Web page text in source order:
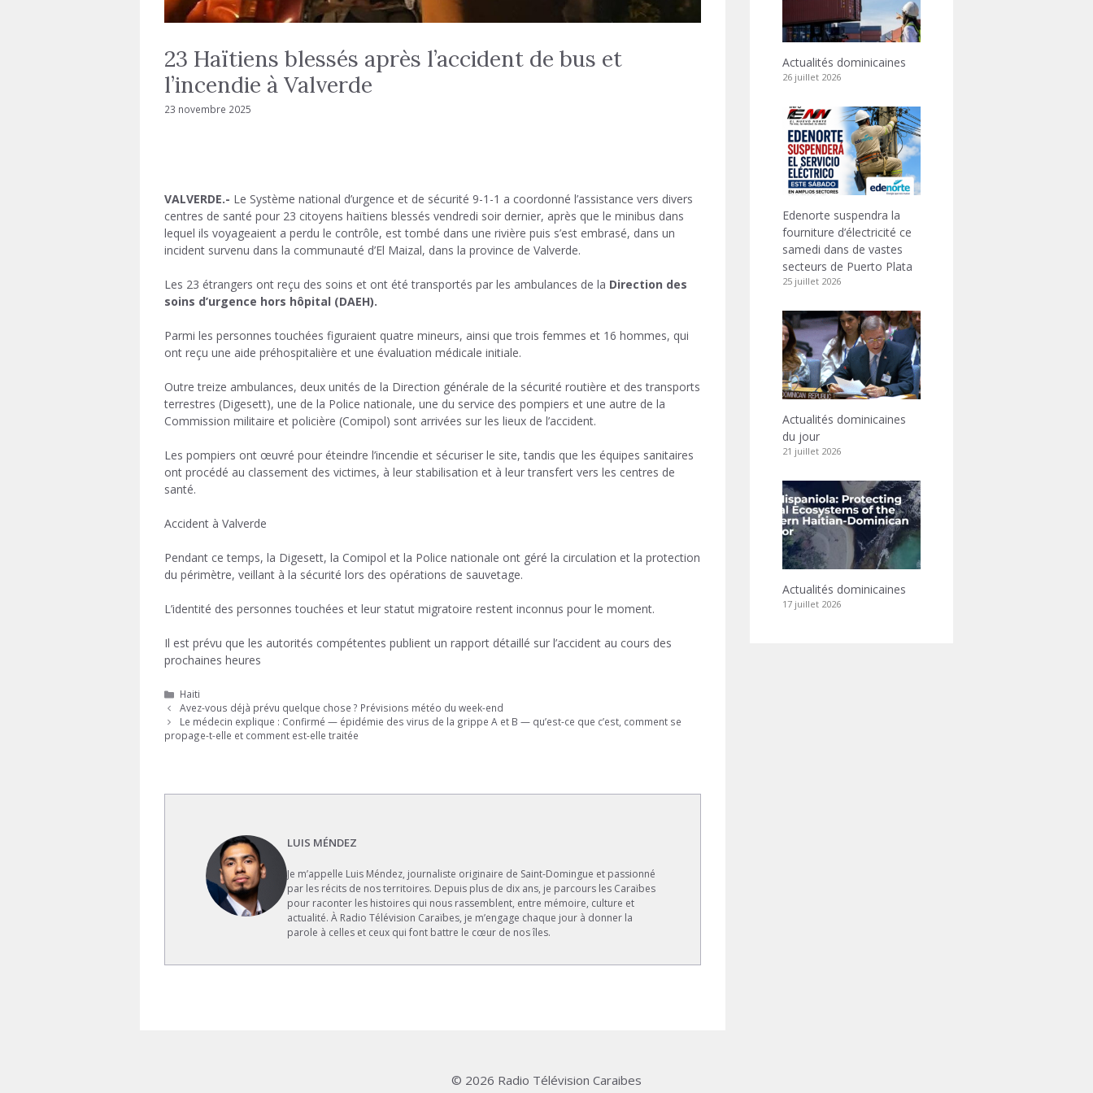
23 Haïtiens blessés après l’accident de bus et
l’incendie à Valverde
23 novembre 2025
VALVERDE.- Le Système national d’urgence et de sécurité 9-1-1 a coordonné l’assistance vers divers
centres de santé pour 23 citoyens haïtiens blessés vendredi soir dernier, après que le minibus dans
lequel ils voyageaient a perdu le contrôle, est tombé dans une rivière puis s’est embrasé, dans un
incident survenu dans la communauté d’El Maizal, dans la province de Valverde.
Les 23 étrangers ont reçu des soins et ont été transportés par les ambulances de la Direction des
soins d’urgence hors hôpital (DAEH).
Parmi les personnes touchées figuraient quatre mineurs, ainsi que trois femmes et 16 hommes, qui
ont reçu une aide préhospitalière et une évaluation médicale initiale.
Outre treize ambulances, deux unités de la Direction générale de la sécurité routière et des transports
terrestres (Digesett), une de la Police nationale, une du service des pompiers et une autre de la
Commission militaire et policière (Comipol) sont arrivées sur les lieux de l’accident.
Les pompiers ont œuvré pour éteindre l’incendie et sécuriser le site, tandis que les équipes sanitaires
ont procédé au classement des victimes, à leur stabilisation et à leur transfert vers les centres de
santé.
Accident à Valverde
Pendant ce temps, la Digesett, la Comipol et la Police nationale ont géré la circulation et la protection
du périmètre, veillant à la sécurité lors des opérations de sauvetage.
L’identité des personnes touchées et leur statut migratoire restent inconnus pour le moment.
Il est prévu que les autorités compétentes publient un rapport détaillé sur l’accident au cours des
prochaines heures
Catégories
Haiti
Avez-vous déjà prévu quelque chose ? Prévisions météo du week-end
Le médecin explique : Confirmé — épidémie des virus de la grippe A et B — qu’est-ce que c’est, comment se
propage-t-elle et comment est-elle traitée
LUIS MÉNDEZ
Je m’appelle Luis Méndez, journaliste originaire de Saint-Domingue et passionné
par les récits de nos territoires. Depuis plus de dix ans, je parcours les Caraïbes
pour raconter les histoires qui nous rassemblent, entre mémoire, culture et
actualité. À Radio Télévision Caraïbes, je m’engage chaque jour à donner la
parole à celles et ceux qui font battre le cœur de nos îles.
Actualités dominicaines
26 juillet 2026
Edenorte suspendra la
fourniture d’électricité ce
samedi dans de vastes
secteurs de Puerto Plata
25 juillet 2026
Actualités dominicaines
du jour
21 juillet 2026
Actualités dominicaines
17 juillet 2026
© 2026 Radio Télévision Caraibes